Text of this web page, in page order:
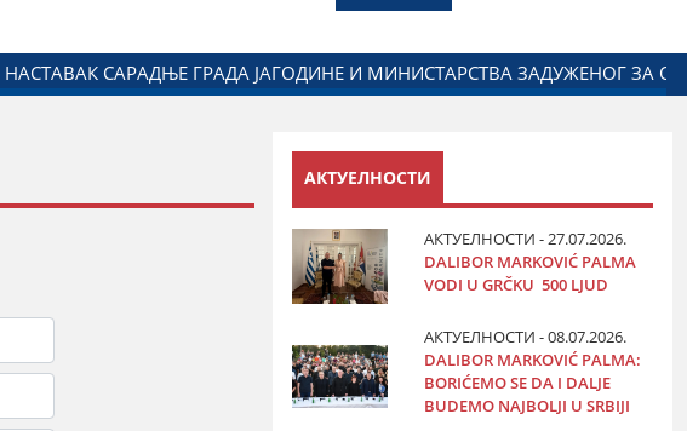
ДИЈАСПОРОМ ДАЛИБОР МАРКОВИЋ НА ОБЕЛЕЖАВАЊУ ДАНА
АКТУЕЛНОСТИ
АКТУЕЛНОСТИ - 27.07.2026.
DALIBOR MARKOVIĆ PALMA
VODI U GRČKU 500 LJUD
АКТУЕЛНОСТИ - 08.07.2026.
DALIBOR MARKOVIĆ PALMA:
BORIĆEMO SE DA I DALJE
BUDEMO NAJBOLJI U SRBIJI